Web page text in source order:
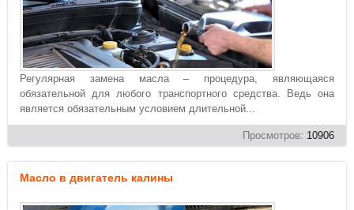
Регулярная замена масла – процедура, являющаяся
обязательной для любого транспортного средства. Ведь она
является обязательным условием длительной...
Просмотров: 10906
Масло в двигатель калины